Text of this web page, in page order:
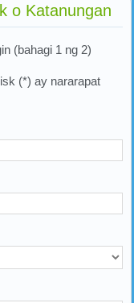
o Katanungan
(bahagi 1 ng 2)
(*) ay nararapat